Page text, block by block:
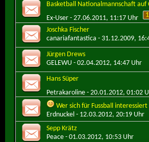
Basketball Nationalmannschaft auf
Ex-User - 27.06.2011, 11:17 Uhr 1
Joschka Fischer
canariafantastica - 31.12.2009,
Jürgen Drews
GELEWU - 02.04.2012, 14:47 Uhr
Hans Süper
Petrakaroline - 20.01.2012, 01:02
Wer sich für Fussball interessiert
Erdnuckel - 12.03.2012, 20:19 Uhr
Sepp Krätz
Peace - 01.03.2012, 10:53 Uhr